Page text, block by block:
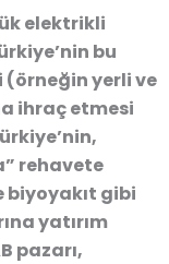
elektrikli
bu
yerli ve
ihraç etmesi
rehavete
biyoyakıt gibi
yatırım
pazarı,